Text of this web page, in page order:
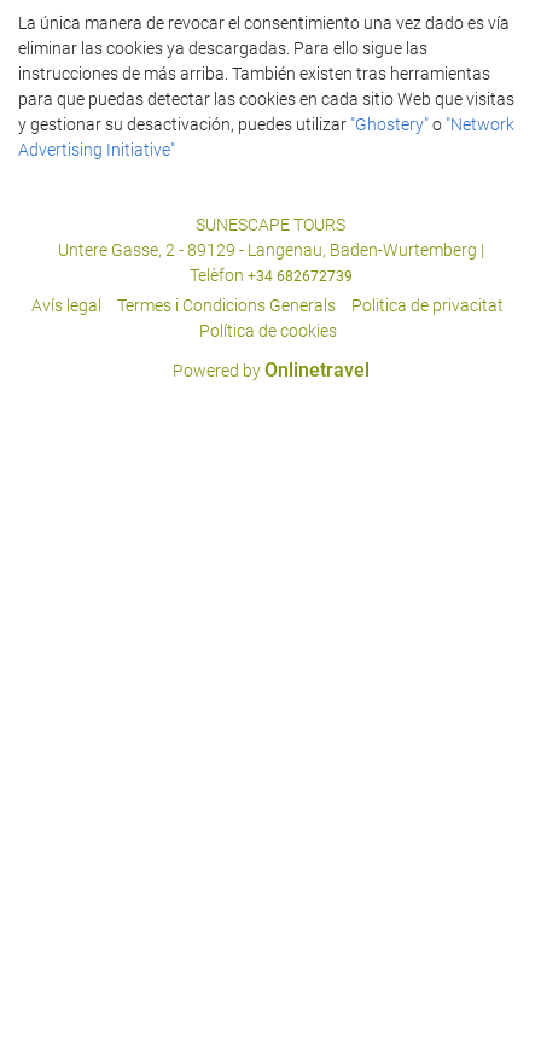
La única manera de revocar el consentimiento una vez dado es vía
eliminar las cookies ya descargadas. Para ello sigue las
instrucciones de más arriba. También existen tras herramientas
para que puedas detectar las cookies en cada sitio Web que visitas
y gestionar su desactivación, puedes utilizar "Ghostery"o "Network
Advertising Initiative"
SUNESCAPE TOURS
Untere Gasse, 2 - 89129 - Langenau, Baden-Wurtemberg |
Telèfon +34 682672739
Avís legal Termes i Condicions Generals
Poli­tica de privacitat
Política de cookies
Powered byOnlinetravel